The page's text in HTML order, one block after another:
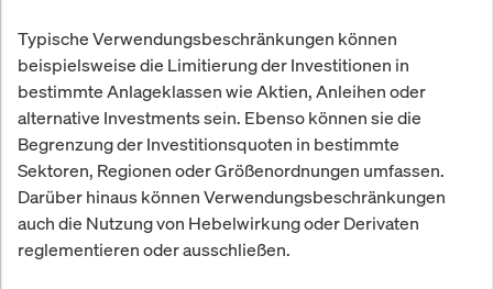
Typische Verwendungsbeschränkungen können
beispielsweise die Limitierung der Investitionen in
bestimmte Anlageklassen wie Aktien, Anleihen oder
alternative Investments sein. Ebenso können sie die
Begrenzung der Investitionsquoten in bestimmte
Sektoren, Regionen oder Größenordnungen umfassen.
Darüber hinaus können Verwendungsbeschränkungen
auch die Nutzung von Hebelwirkung oder Derivaten
reglementieren oder ausschließen.